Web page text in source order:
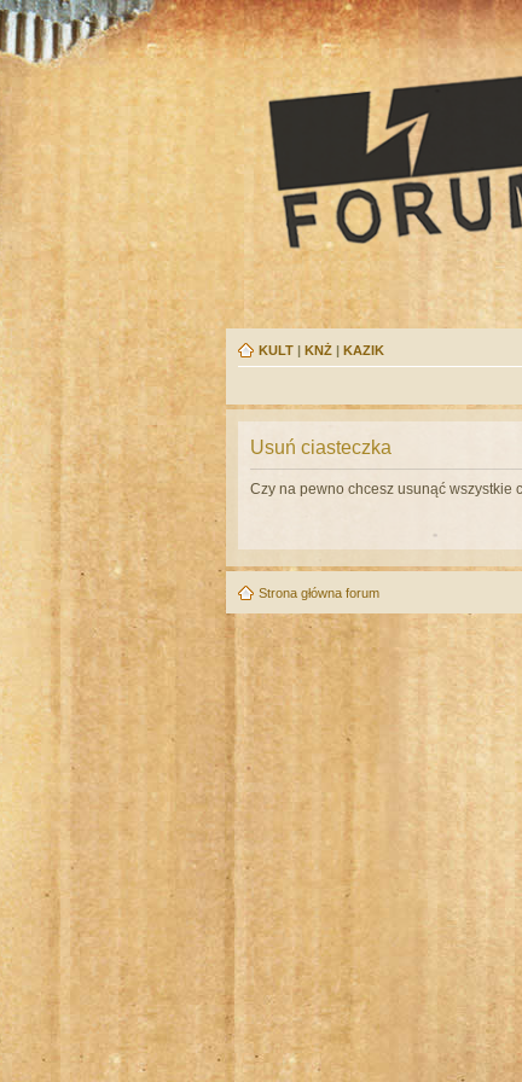
KULT | KNŻ | KAZIK
Usuń ciasteczka
Czy na pewno chcesz usunąć wszystkie
Strona główna forum